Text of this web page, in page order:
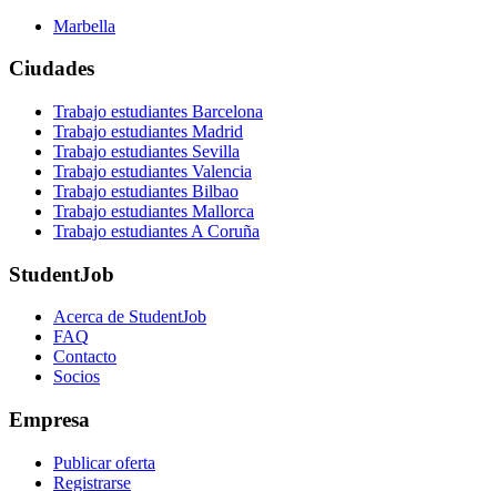
Marbella
Ciudades
Trabajo estudiantes Barcelona
Trabajo estudiantes Madrid
Trabajo estudiantes Sevilla
Trabajo estudiantes Valencia
Trabajo estudiantes Bilbao
Trabajo estudiantes Mallorca
Trabajo estudiantes A Coruña
StudentJob
Acerca de StudentJob
FAQ
Contacto
Socios
Empresa
Publicar oferta
Registrarse